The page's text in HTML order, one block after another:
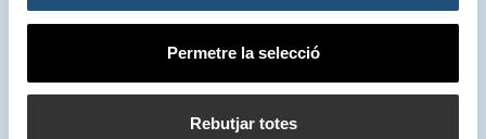
Permetre la selecció
Rebutjar totes
*Les converses telefòniques mantingudes amb el Centre de Control